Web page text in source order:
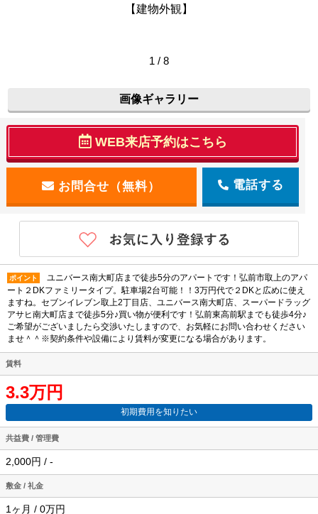
【建物外観】
1 / 8
画像ギャラリー
WEB来店予約はこちら
電話する
ポイント
ユニバース南大町店まで徒歩5分のアパートです！弘前市取上のアパ
ート２DKファミリータイプ。駐車場2台可能！！3万円代で２DKと広めに使え
ますね。セブンイレブン取上2丁目店、ユニバース南大町店、スーパードラッグ
アサヒ南大町店まで徒歩5分♪買い物が便利です！弘前東高前駅までも徒歩4分♪
ご希望がございましたら交渉いたしますので、お気軽にお問い合わせください
ませ＾＾※契約条件や設備により賃料が変更になる場合があります。
賃料
3.3万円
初期費用を知りたい
共益費 / 管理費
2,000円 / -
敷金 / 礼金
1ヶ月 / 0万円